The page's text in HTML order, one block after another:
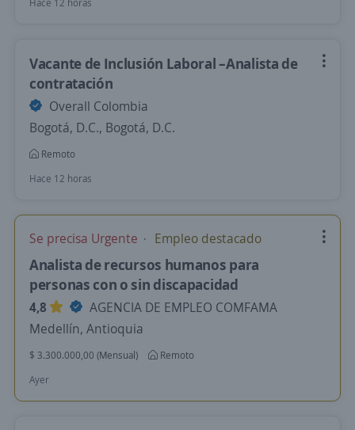
Hace 12 horas
Vacante de Inclusión Laboral –Analista de
contratación
Overall Colombia
Bogotá, D.C., Bogotá, D.C.
Remoto
Hace 12 horas
Se precisa Urgente Empleo destacado
Analista de recursos humanos para
personas con o sin discapacidad
4,8
AGENCIA DE EMPLEO COMFAMA
Medellín, Antioquia
$ 3.300.000,00 (Mensual)
Remoto
Ayer